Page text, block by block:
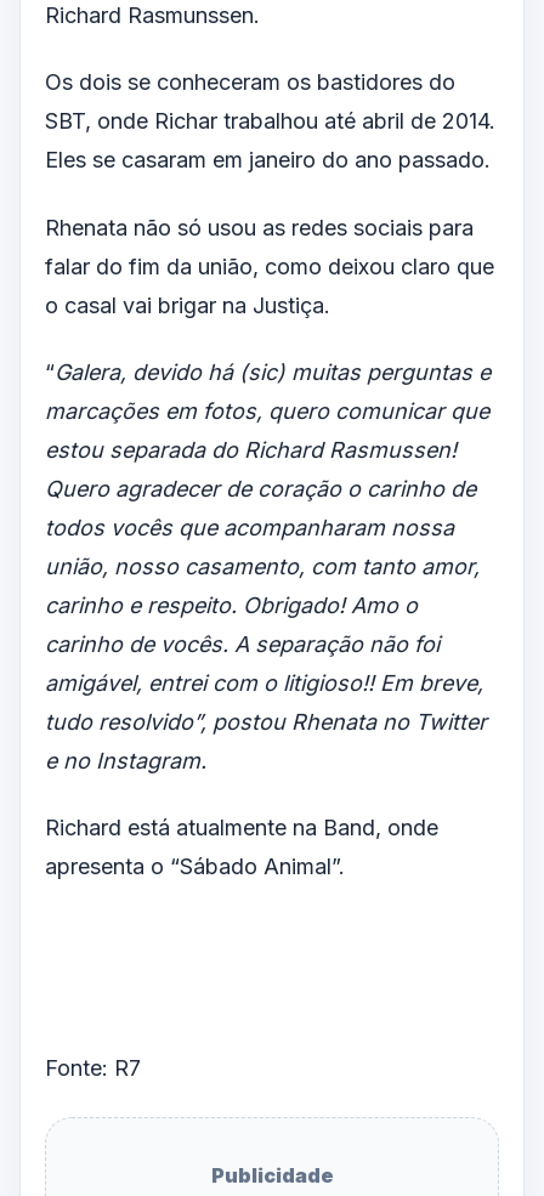
Richard Rasmunssen.
Os dois se conheceram os bastidores do
SBT, onde Richar trabalhou até abril de 2014.
Eles se casaram em janeiro do ano passado.
Rhenata não só usou as redes sociais para
falar do fim da união, como deixou claro que
o casal vai brigar na Justiça.
“Galera, devido há (sic) muitas perguntas e
marcações em fotos, quero comunicar que
estou separada do Richard Rasmussen!
Quero agradecer de coração o carinho de
todos vocês que acompanharam nossa
união, nosso casamento, com tanto amor,
carinho e respeito. Obrigado! Amo o
carinho de vocês. A separação não foi
amigável, entrei com o litigioso!! Em breve,
tudo resolvido”, postou Rhenata no Twitter
e no Instagram.
Richard está atualmente na Band, onde
apresenta o “Sábado Animal”.
Fonte: R7
Publicidade